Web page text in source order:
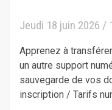
Jeudi 18 juin 2026 /
Apprenez à
un autre support
sauvegarde de vos
inscription / Tarifs